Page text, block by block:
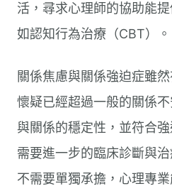
活，尋求心理師的協助能
如認知行為治療（CBT）。
關係焦慮與關係強迫症雖
懷疑已經超過一般的關係
與關係的穩定性，並符合
需要進一步的臨床診斷與
不需要單獨承擔，心理專